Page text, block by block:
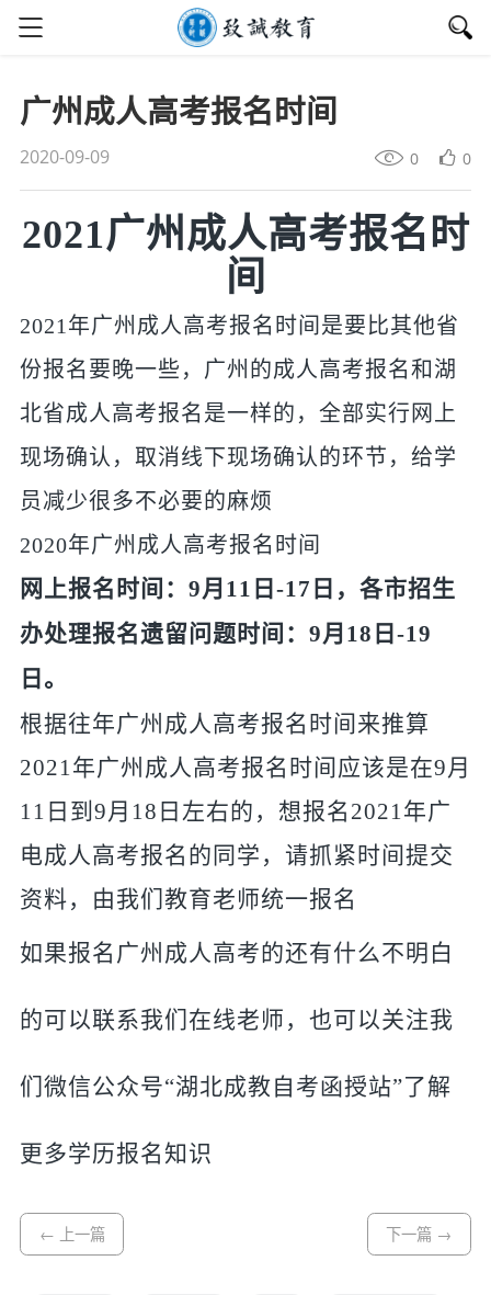
广州成人高考报名时间
2020-09-09 0 0
2021广州成人高考报名时
间
2021年广州成人高考报名时间是要比其他省
份报名要晚一些，广州的成人高考报名和湖
北省成人高考报名是一样的，全部实行网上
现场确认，取消线下现场确认的环节，给学
员减少很多不必要的麻烦
2020年广州成人高考报名时间
网上报名时间： 9月11日-17日，各市招生
办处理报名遗留问题时间：9月18日-19
日。
根据往年广州成人高考报名时间来推算
2021年广州成人高考报名时间应该是在9月
11日到9月18日左右的，想报名2021年广
电成人高考报名的同学，请抓紧时间提交
资料，由我们教育老师统一报名
如果报名广州成人高考的还有什么不明白
的可以联系我们在线老师，也可以关注我
们微信公众号“湖北成教自考函授站”了解
更多学历报名知识
← 上一篇 下一篇 →